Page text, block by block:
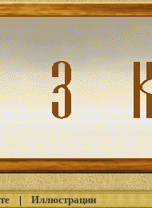
| Иллюстрации